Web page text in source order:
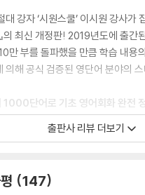
강자 ‘시원스쿨’ 이시원 강사가
의 최신 개정판! 2019년도에 출간
만 부를 돌파했을 만큼 학습 내용
의해 공식 검증된 영단어 분야의
단어로 기초 영어회화 완전
절대 어려운 단어들로 말하지 않습
단어만 집중 마스터하면 입에서 영
출판사 리뷰 더보기
147